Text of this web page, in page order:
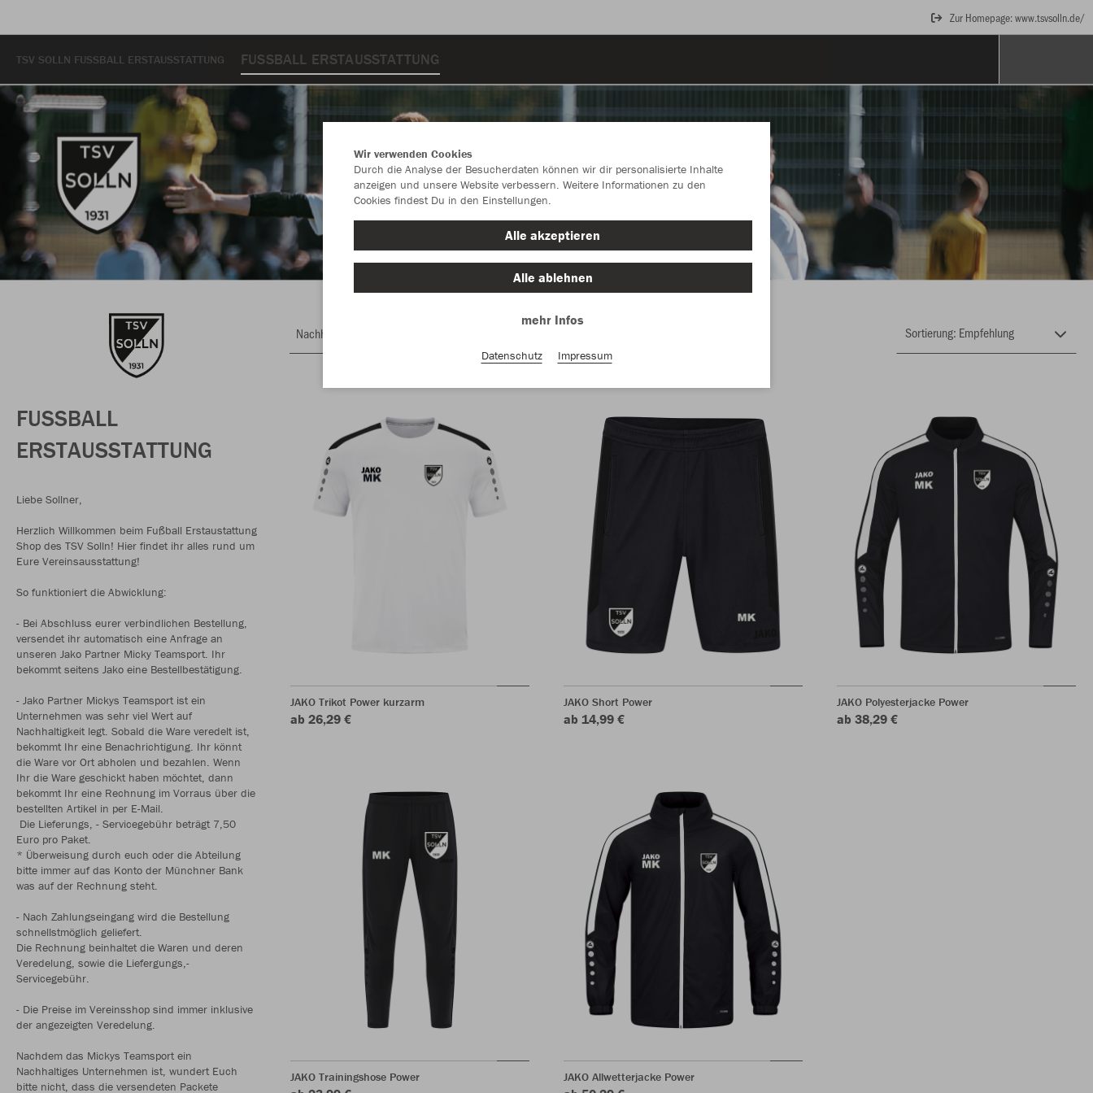
Zur Homepage: www.tsvsolln.de/
TSV SOLLN FUSSBALL ERSTAUSSTATTUNG FUSSBALL ERSTAUSSTATTUNG
FUSSBALL
ERSTAUSSTATTUNG
Liebe Sollner,
Herzlich Willkommen beim Fußball Erstaustattung
Shop des TSV Solln! Hier findet ihr alles rund um
Eure Vereinsausstattung!
So funktioniert die Abwicklung:
- Bei Abschluss eurer verbindlichen Bestellung,
versendet ihr automatisch eine Anfrage an
unseren Jako Partner Micky Teamsport. Ihr
bekommt seitens Jako eine Bestellbestätigung.
- Jako Partner Mickys Teamsport ist ein
Unternehmen was sehr viel Wert auf
Nachhaltigkeit legt. Sobald die Ware veredelt ist,
bekommt Ihr eine Benachrichtigung. Ihr könnt
die Ware vor Ort abholen und bezahlen. Wenn
Ihr die Ware geschickt haben möchtet, dann
bekommt Ihr eine Rechnung im Vorraus über die
bestellten Artikel in per E-Mail.
Die Lieferungs, - Servicegebühr beträgt 7,50
Euro pro Paket.
* Überweisung durch euch oder die Abteilung
bitte immer auf das Konto der Münchner Bank
was auf der Rechnung steht.
- Nach Zahlungseingang wird die Bestellung
schnellstmöglich geliefert.
Die Rechnung beinhaltet die Waren und deren
Veredelung, sowie die Liefergungs,-
Servicegebühr.
- Die Preise im Vereinsshop sind immer inklusive
der angezeigten Veredelung.
Nachdem das Mickys Teamsport ein
Nachhaltiges Unternehmen ist, wundert Euch
bitte nicht, dass die versendeten Packete
Nachhaltig
JAKO Trikot Power kurzarm
ab 26,29 €
JAKO Short Power
ab 14,99 €
JAKO Polyesterjacke Power
ab 38,29 €
JAKO Trainingshose Power JAKO Allwetterjacke Power
Wir verwenden Cookies
Durch die Analyse der Besucherdaten können wir dir personalisierte Inhalte
anzeigen und unsere Website verbessern. Weitere Informationen zu den
Cookies findest Du in den Einstellungen.
Alle akzeptieren
Alle ablehnen
mehr Infos
Datenschutz Impressum